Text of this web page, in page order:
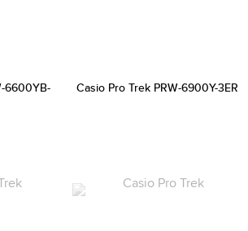
6600YB-
Casio Pro Trek PRW-6900Y-3ER